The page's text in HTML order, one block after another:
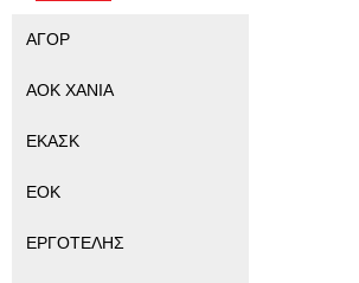
ΑΓΟΡ
ΑΟΚ ΧΑΝΙΑ
ΕΚΑΣΚ
ΕΟΚ
ΕΡΓΟΤΕΛΗΣ